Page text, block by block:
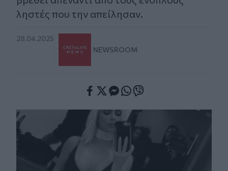
ληστές που την απείλησαν.
28.04.2025
NEWSROOM